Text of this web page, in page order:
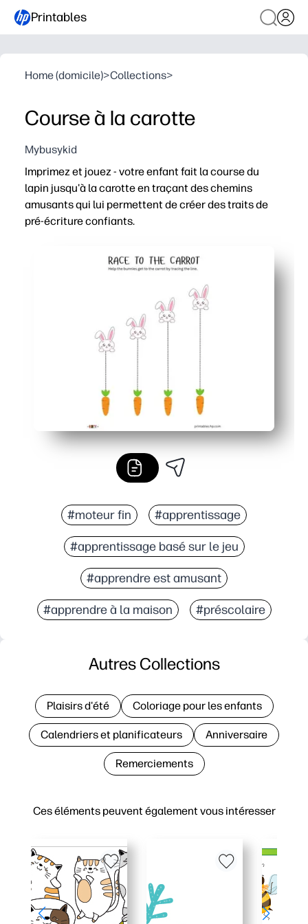
Printables
Home (domicile)>Collections>
Course à la carotte
Mybusykid
Imprimez et jouez - votre enfant fait la course du
lapin jusqu'à la carotte en traçant des chemins
amusants qui lui permettent de créer des traits de
pré-écriture confiants.
Aucune préparation - vous imprimez, insérez un
Un thème captivant transforme le travail de motricité
Renforcer le contrôle au crayon, la coordination
Flexible pour la maison, les centres ou la thérapie -
#moteur fin #apprentissage
#apprentissage basé sur le jeu
#apprendre est amusant
#apprendre à la maison #préscolaire
Ces éléments peuvent également vous intéresser
Autres Collections
Plaisirs d'été Coloriage pour les enfants
Calendriers et planificateurs Anniversaire
Remerciements